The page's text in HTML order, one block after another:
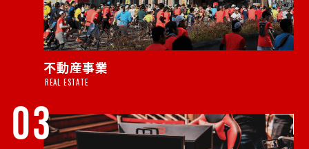
不動産事業
REAL ESTATE
03